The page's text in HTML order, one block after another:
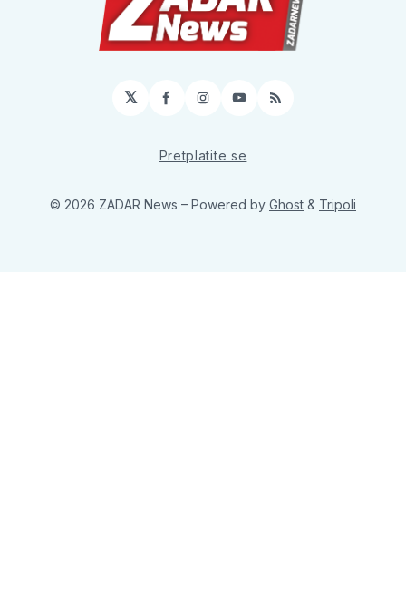
𝕏 Facebook
Instagram
YouTube
RSS
Pretplatite se
© 2026 ZADAR News – Powered by Ghost & Tripoli